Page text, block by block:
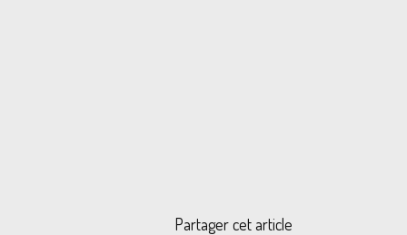
Partager cet article